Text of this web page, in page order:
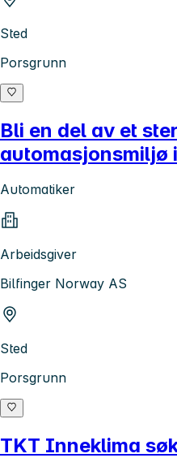
Sted
Porsgrunn
Bli en del av et
automasjonsmiljø
Automatiker
Arbeidsgiver
Bilfinger Norway AS
Sted
Porsgrunn
TKT Inneklima